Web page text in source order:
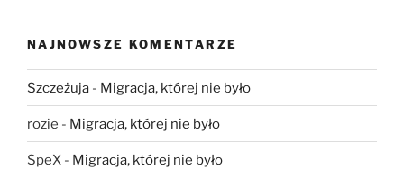
NAJNOWSZE KOMENTARZE
Szczeżuja - Migracja, której nie było
rozie - Migracja, której nie było
SpeX - Migracja, której nie było